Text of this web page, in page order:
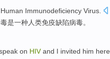
Human Immunodeficiency Virus.
是一种人类免疫缺陷病毒。
on HIV and I invited him here